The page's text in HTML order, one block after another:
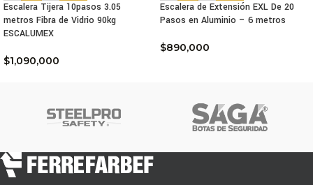
Escalera Tijera 10pasos 3.05
metros Fibra de Vidrio 90kg
ESCALUMEX
$1,090,000
Escalera de Extensión EXL De 20
Pasos en Aluminio – 6 metros
$890,000